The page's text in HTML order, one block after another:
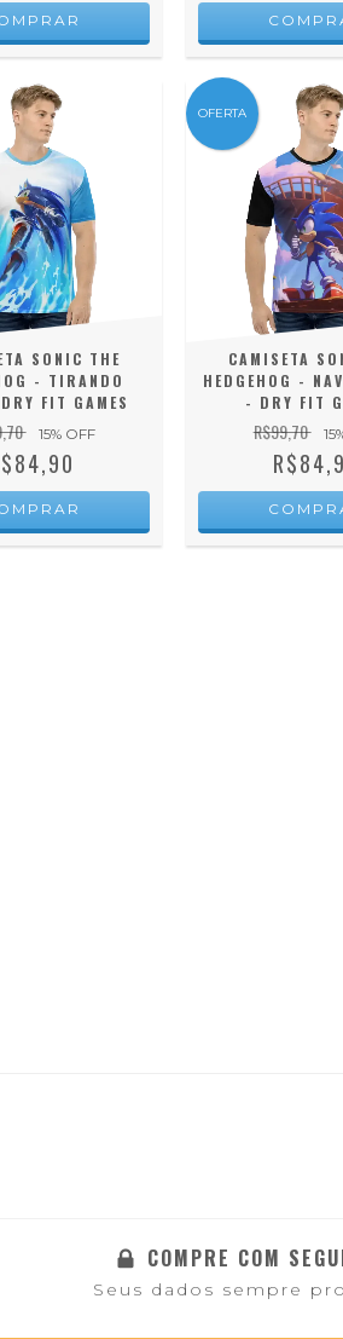
SONIC THE
- TIRANDO
FIT GAMES
15% OFF
OFERTA
CAMISETA
HEDGEHOG -
- DRY FIT
R$99,70 15
COMPRE COM
Seus dados sempre